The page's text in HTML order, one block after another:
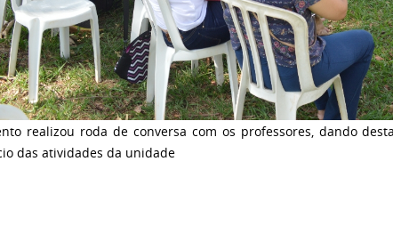
realizou roda de conversa com os professores, dando
das atividades da unidade